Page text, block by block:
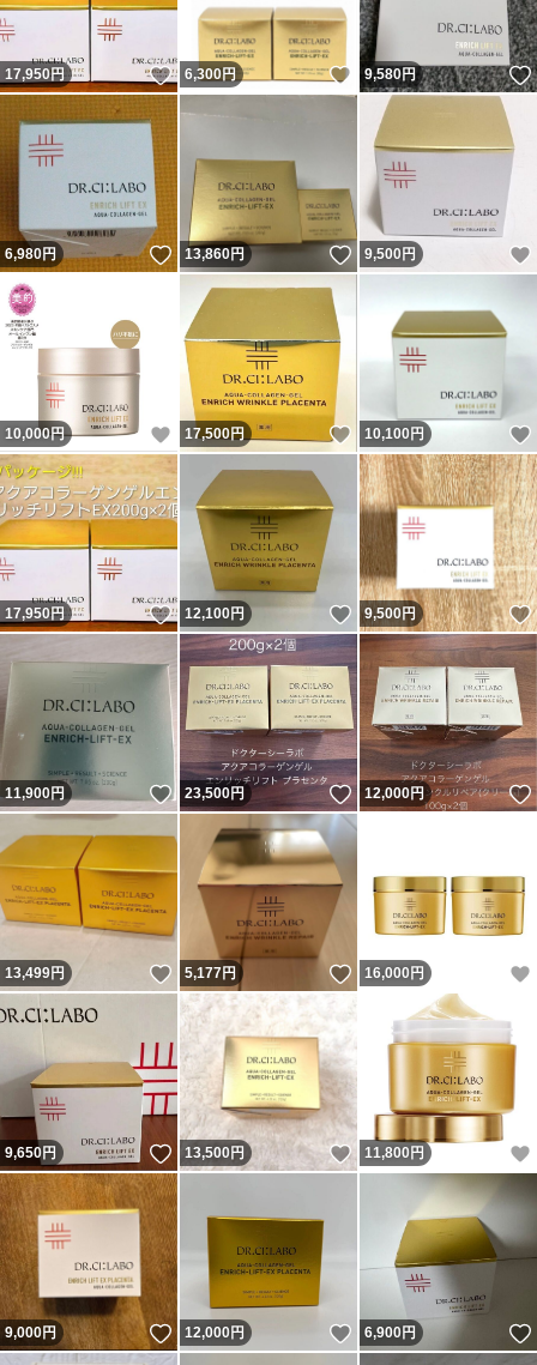
17,950円 いいね！
6,300円 いいね！
9,580円
6,980円 いいね！
13,860円 いいね！
9,500 円
10,000円 いいね！
17,500円 いいね！
10,100 円
17,950円 いいね！
12,100円 いいね！
9,500円
11,900円 いいね！
23,500円 いいね！
12,000円
13,499円 いいね！
5,177円 いいね！
16,000 円
9,650円 いいね！
13,500円 いいね！
11,800 円
9,000円 いいね！
12,000円 いいね！
6,900円